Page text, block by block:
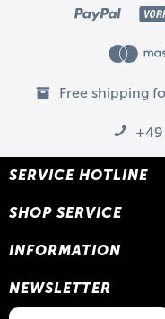
Free shipping
+49
SERVICE HOTLINE
SHOP SERVICE
INFORMATION
NEWSLETTER